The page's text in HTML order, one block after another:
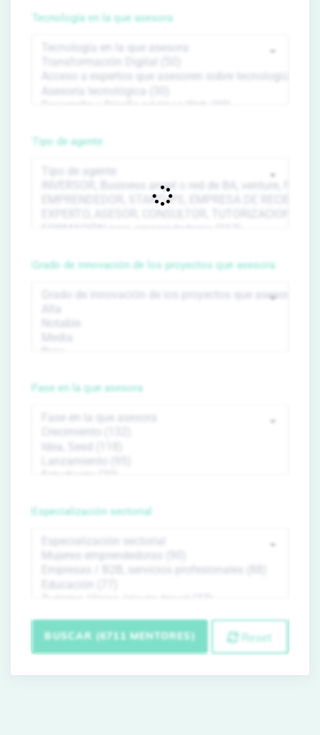
Tecnología en la que asesora
Tipo de agente
Grado de innovación de los proyectos que asesora
Fase en la que asesora
Especialización sectorial
BUSCAR (6711 MENTORES) Reset